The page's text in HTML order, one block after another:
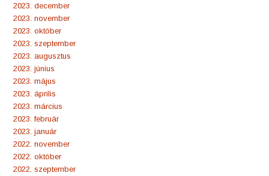
2023. december
2023. november
2023. október
2023. szeptember
2023. augusztus
2023. június
2023. május
2023. április
2023. március
2023. február
2023. január
2022. november
2022. október
2022. szeptember